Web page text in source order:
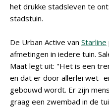
het drukke stadsleven te
stadstuin.
De Urban Active van Starline
afmetingen in iedere tuin.
Maat legt uit: "Het is een
en dat er door allerlei wet-
gebouwd wordt. Er zijn
graag een zwembad in de